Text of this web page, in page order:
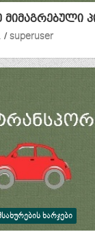
მიმაგრებული
superuser
ᲮᲐᲠᲯᲔᲑᲘ